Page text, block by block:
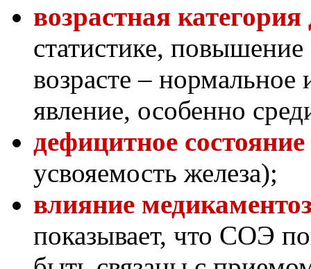
возрастная
статистике,
возрасте – нормальное
явление, особенно
дефицитное
усвояемость железа);
влияние
показывает, что СОЭ